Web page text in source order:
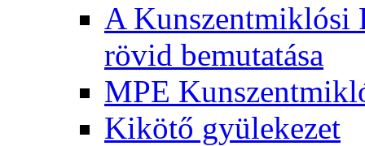
A Kunszentmiklósi
rövid bemutatása
MPE
Kikötő gyülekezet